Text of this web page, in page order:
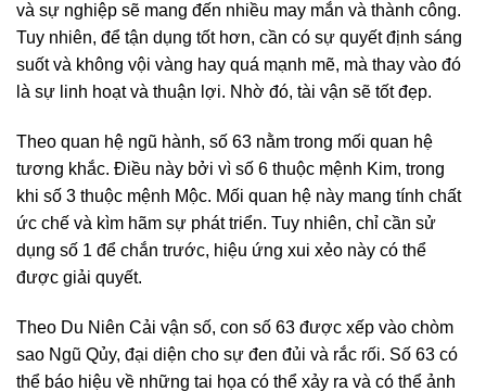
và sự nghiệp sẽ mang đến nhiều may mắn và thành công.
Tuy nhiên, để tận dụng tốt hơn, cần có sự quyết định sáng
suốt và không vội vàng hay quá mạnh mẽ, mà thay vào đó
là sự linh hoạt và thuận lợi. Nhờ đó, tài vận sẽ tốt đẹp.
Theo quan hệ ngũ hành, số 63 nằm trong mối quan hệ
tương khắc. Điều này bởi vì số 6 thuộc mệnh Kim, trong
khi số 3 thuộc mệnh Mộc. Mối quan hệ này mang tính chất
ức chế và kìm hãm sự phát triển. Tuy nhiên, chỉ cần sử
dụng số 1 để chắn trước, hiệu ứng xui xẻo này có thể
được giải quyết.
Theo Du Niên Cải vận số, con số 63 được xếp vào chòm
sao Ngũ Qủy, đại diện cho sự đen đủi và rắc rối. Số 63 có
thể báo hiệu về những tai họa có thể xảy ra và có thể ảnh